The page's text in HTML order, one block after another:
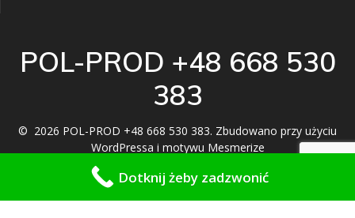
POL-PROD +48 668 530
383
© 2026 POL-PROD +48 668 530 383. Zbudowano przy użyciu
WordPressa i motywu Mesmerize
Dotknij żeby zadzwonić